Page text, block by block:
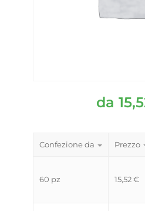
da
Confezione da Prezzo
60 pz 15,52€